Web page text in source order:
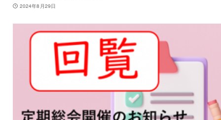
2024年8月29日